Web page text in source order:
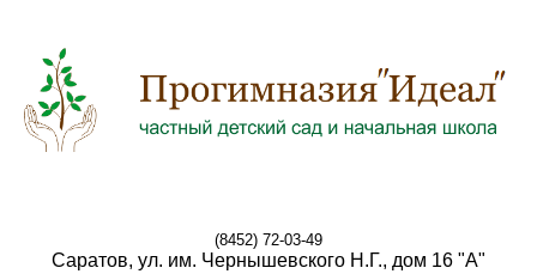
(8452) 72-03-49
Саратов, ул. им. Чернышевского Н.Г., дом 16 "А"